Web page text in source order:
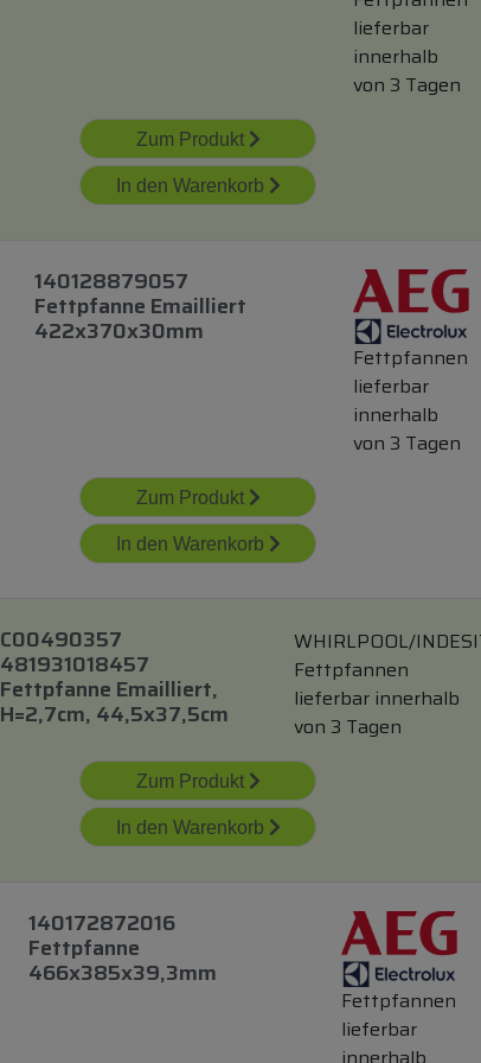
lieferbar
innerhalb
von 3 Tagen
Zum Produkt
In den Warenkorb
140128879057
Fettpfanne Emailliert
422x370x30mm
Fettpfannen
lieferbar
innerhalb
von 3 Tagen
Zum Produkt
In den Warenkorb
C00490357
481931018457
Fettpfanne Emailliert,
H=2,7cm, 44,5x37,5cm
WHIRLPOOL/
Fettpfannen
lieferbar innerhalb
von 3 Tagen
Zum Produkt
In den Warenkorb
140172872016
Fettpfanne
466x385x39,3mm
Fettpfannen
lieferbar